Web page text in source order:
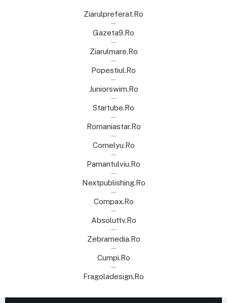
Ziarulpreferat.ro
Gazeta9.ro
Ziarulmare.ro
Popestiul.ro
Juniorswim.ro
Startube.ro
Romaniastar.ro
Cornelyu.ro
Pamantulviu.ro
Nextpublishing.ro
Compax.ro
Absoluttv.ro
Zebramedia.ro
Cumpi.ro
Fragoladesign.ro